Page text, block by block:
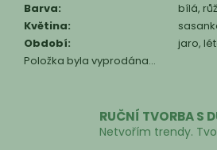
Barva:
bílá,
Květina:
Období:
jaro,
Položka byla vyprodána…
RUČNÍ TVORBA S
Netvořím trendy.